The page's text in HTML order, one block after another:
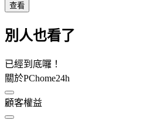
查看
別人也看了
已經到底囉！
關於PChome24h
顧客權益